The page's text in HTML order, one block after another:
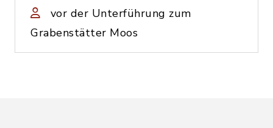
vor der Unterführung zum
Grabenstätter Moos